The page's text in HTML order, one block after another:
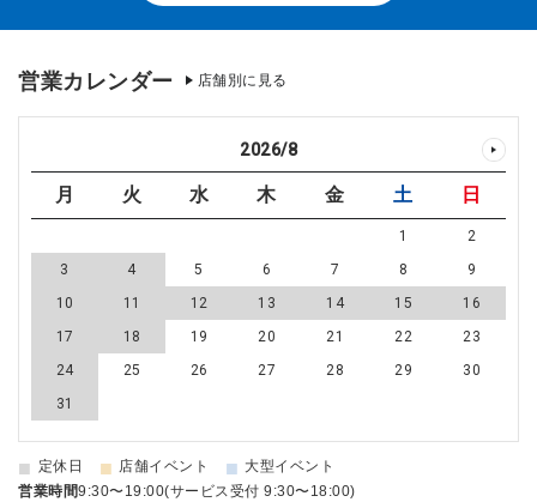
営業カレンダー 店舗別に見る
2026/8
月 火 水 木 金 土 日
1
2
3
4 5 6 7 8
9
10
11 12 13 14 15
16
17
18 19 20 21 22
23
24
25 26 27 28 29
30
31
■ 定休日 ■ 店舗イベント ■ 大型イベント
営業時間9:30〜19:00(サービス受付 9:30〜18:00)